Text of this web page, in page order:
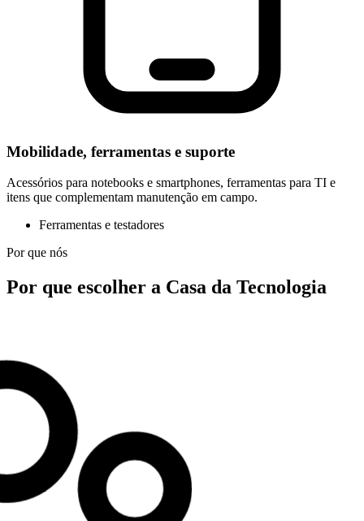
Mobilidade, ferramentas e suporte
Acessórios para notebooks e smartphones, ferramentas para TI e
itens que complementam manutenção em campo.
Ferramentas e testadores
Por que nós
Por que escolher a Casa da Tecnologia